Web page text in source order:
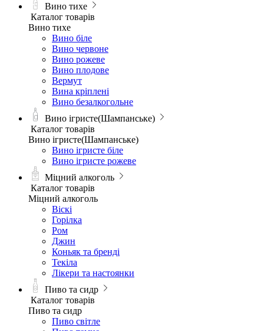
Вино тихе
Каталог товарів
Вино тихе
Вино біле
Вино червоне
Вино рожеве
Вино плодове
Вермут
Вина кріплені
Вино безалкогольне
Вино ігристе(Шампанське)
Каталог товарів
Вино ігристе(Шампанське)
Вино ігристе біле
Вино ігристе рожеве
Міцний алкоголь
Каталог товарів
Міцний алкоголь
Віскі
Горілка
Ром
Джин
Коньяк та бренді
Текіла
Лікери та настоянки
Пиво та сидр
Каталог товарів
Пиво та сидр
Пиво світле